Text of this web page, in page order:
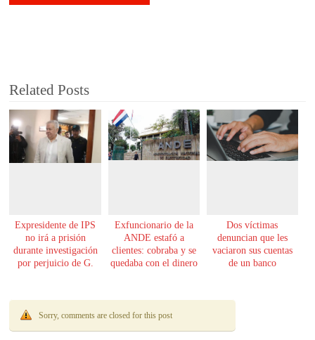
Related Posts
Expresidente de IPS
no irá a prisión
durante investigación
por perjuicio de G.
Exfuncionario de la
ANDE estafó a
clientes: cobraba y se
quedaba con el dinero
Dos víctimas
denuncian que les
vaciaron sus cuentas
de un banco
Sorry, comments are closed for this post